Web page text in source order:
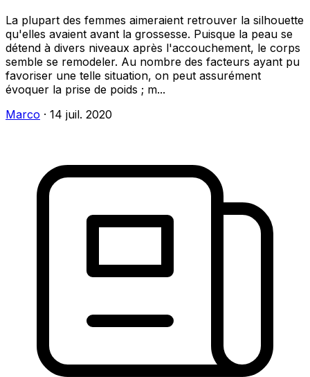
La plupart des femmes aimeraient retrouver la silhouette
qu'elles avaient avant la grossesse. Puisque la peau se
détend à divers niveaux après l'accouchement, le corps
semble se remodeler. Au nombre des facteurs ayant pu
favoriser une telle situation, on peut assurément
évoquer la prise de poids ; m...
Marco · 14 juil. 2020